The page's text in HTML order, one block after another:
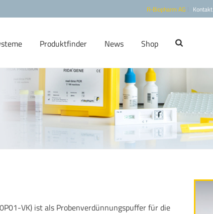
R-Biopharm AG Kontakt
Produktfinder News Shop
VK) ist als Probenverdünnungspuffer für die